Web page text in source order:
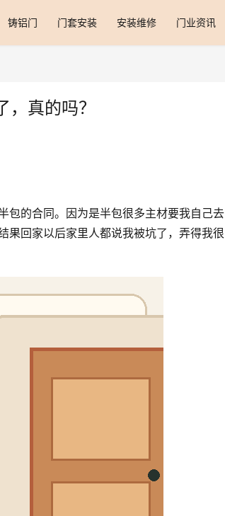
铸铝门 门套安装 安装维修 门业资讯
真的吗？
包的合同。因为是半包很多主材要我自己去
果回家以后家里人都说我被坑了，弄得我很